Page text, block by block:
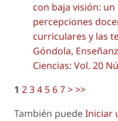
con baja visión:
percepciones
curriculares y las
Góndola,
Ciencias: Vol. 20
1 234 567>>>
También puedeIniciar